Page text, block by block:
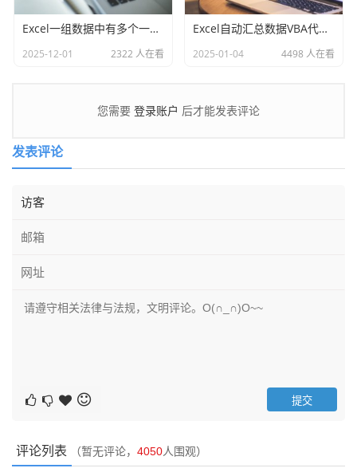
Excel一组数据中有多个一样的值，用rank函数排名怎么能排出不一样的值？
2025-12-01 2322 人在看
Excel自动汇总数据VBA代码,Excel数据汇总
2025-01-04 4498 人在看
您需要 登录账户 后才能发表评论
发表评论
评论列表 （暂无评论， 4050人围观）